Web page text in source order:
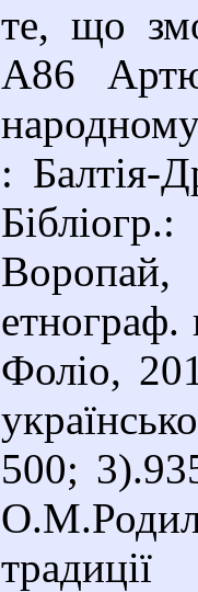
те, що
А86
: Балтія-
Фоліо,
500;